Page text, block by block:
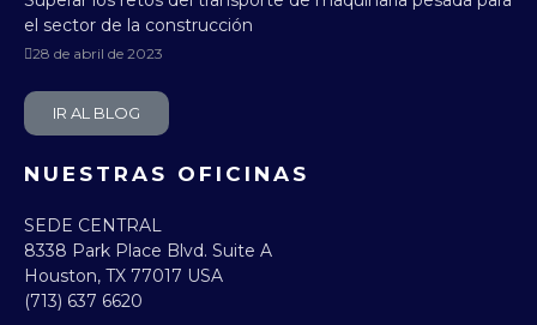
el sector de la construcción
28 de abril de 2023
IR AL BLOG
NUESTRAS OFICINAS
SEDE CENTRAL
8338 Park Place Blvd. Suite A
Houston, TX 77017 USA
(713) 637 6620